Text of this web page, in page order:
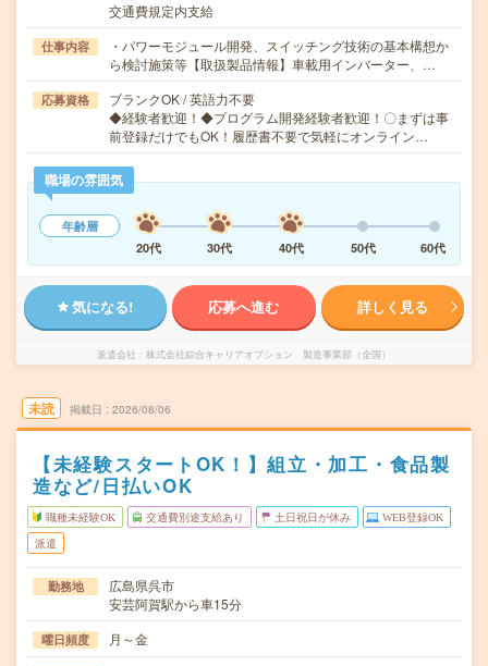
交通費規定内支給
仕事内容
・パワーモジュール開発、スイッチング技術の基本構想か
ら検討施策等【取扱製品情報】車載用インバーター、…
応募資格
ブランクOK / 英語力不要
◆経験者歓迎！◆プログラム開発経験者歓迎！〇まずは事
前登録だけでもOK！履歴書不要で気軽にオンライン…
職場の雰囲気
年齢層
20代
30代 40代 50代 60代
気になる! 応募へ進む 詳しく見る
派遣会社 株式会社綜合キャリアオプション 製造事業部（全国）
未読 掲載日 2026/08/06
【未経験スタートOK！】組立・加工・食品製
造など/日払いOK
職種未経験OK 交通費別途支給あり 土日祝日が休み WEB登録OK
派遣
勤務地
広島県呉市
安芸阿賀駅から車15分
曜日頻度 月～金